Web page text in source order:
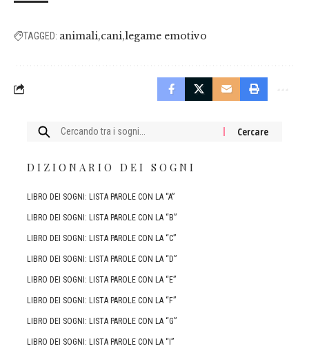
TAGGED: animali cani legame emotivo
Cercare:
DIZIONARIO DEI SOGNI
LIBRO DEI SOGNI: LISTA PAROLE CON LA “A”
LIBRO DEI SOGNI: LISTA PAROLE CON LA “B”
LIBRO DEI SOGNI: LISTA PAROLE CON LA “C”
LIBRO DEI SOGNI: LISTA PAROLE CON LA “D”
LIBRO DEI SOGNI: LISTA PAROLE CON LA “E”
LIBRO DEI SOGNI: LISTA PAROLE CON LA “F”
LIBRO DEI SOGNI: LISTA PAROLE CON LA “G”
LIBRO DEI SOGNI: LISTA PAROLE CON LA “I”